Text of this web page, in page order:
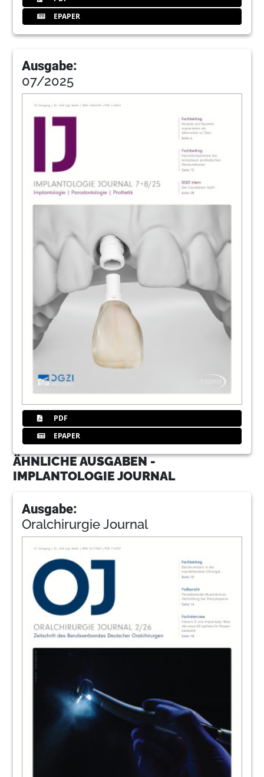
EPAPER
Ausgabe:
07/2025
PDF
EPAPER
ÄHNLICHE AUSGABEN -
IMPLANTOLOGIE JOURNAL
Ausgabe:
Oralchirurgie Journal